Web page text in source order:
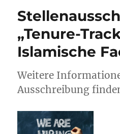
„Tenure-
Islamische
Weitere
Ausschreibung